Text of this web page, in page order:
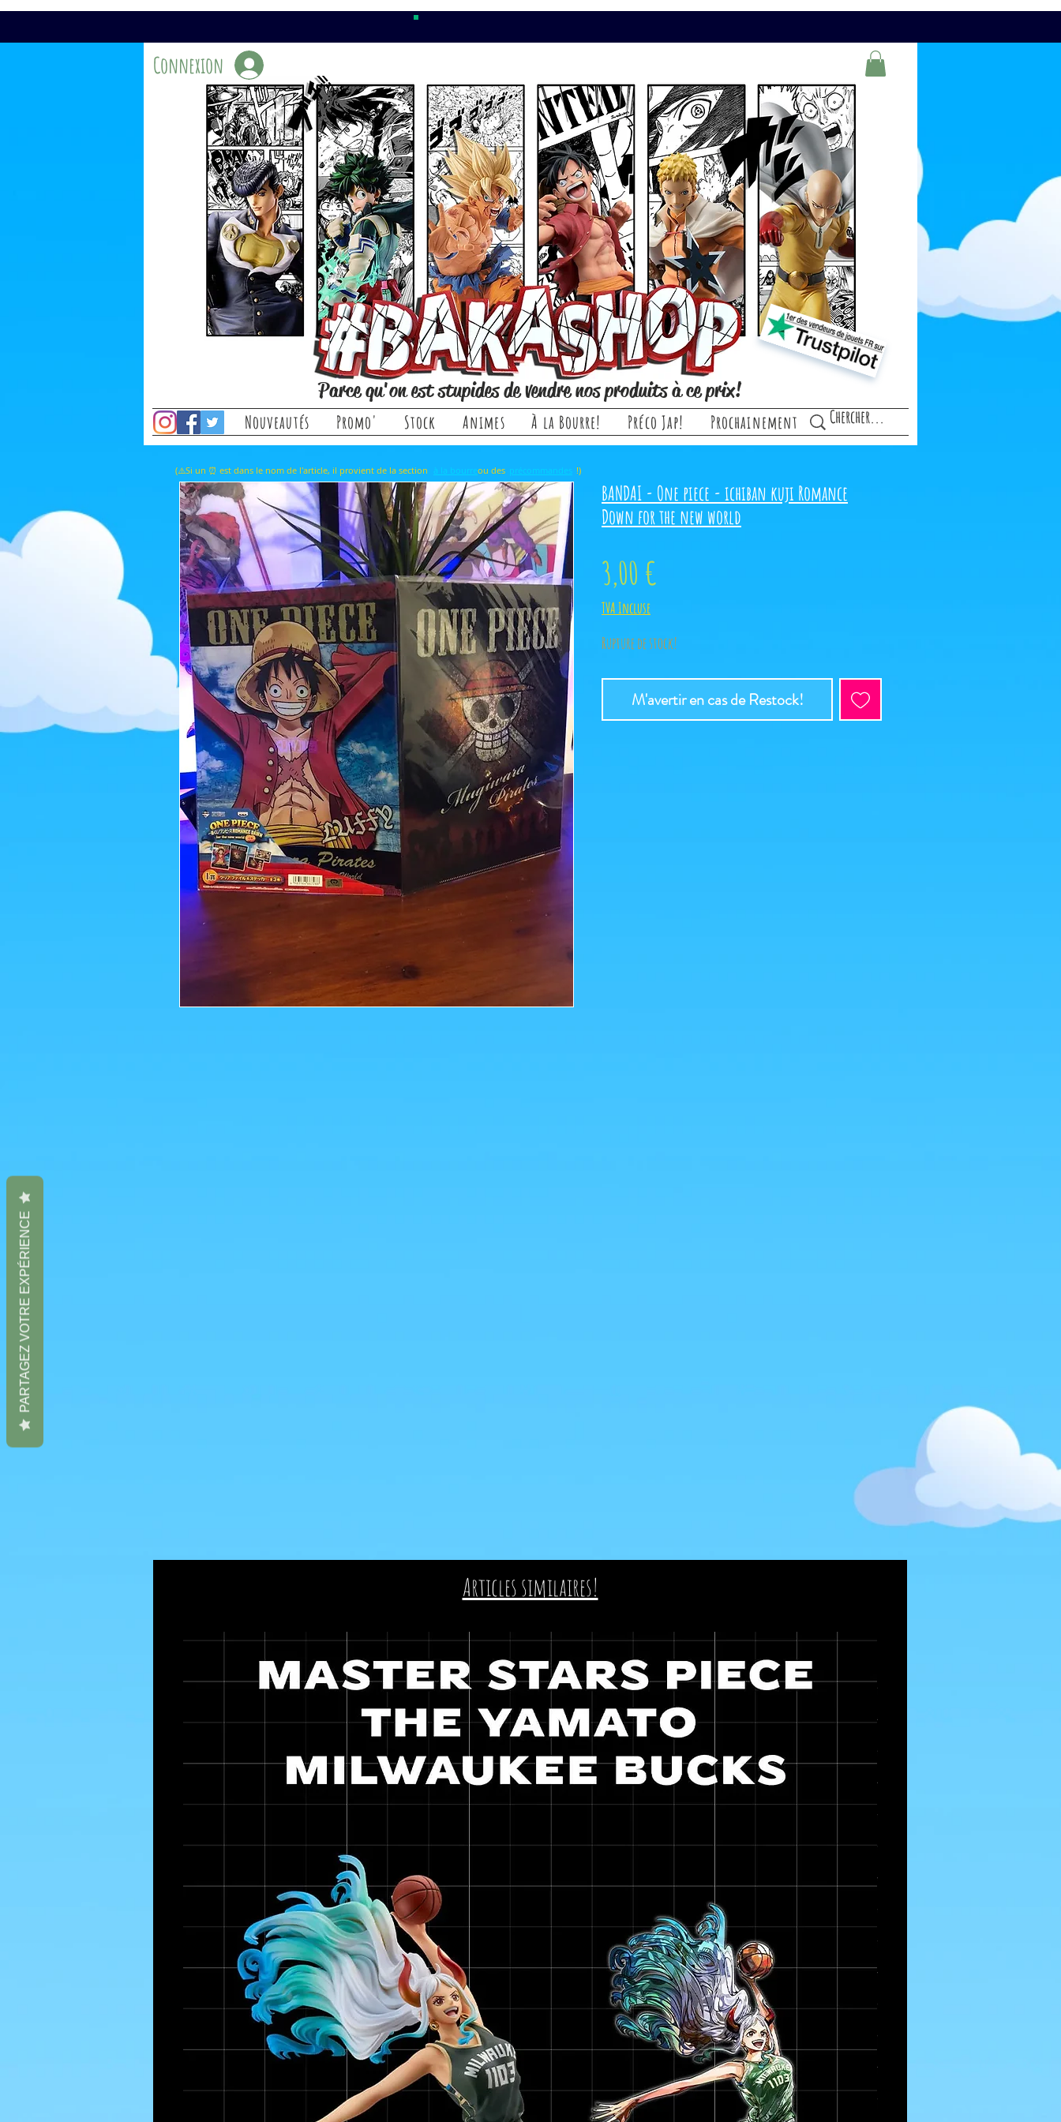
Connexion
Parce qu'on est stupides de vendre nos produits à ce prix!
Nouveautés Promo' Stock Animes À la Bourre! Préco Jap! Prochainement
BANDAI - One piece - ichiban kuji Romance
Down for the new world
3,00 €
TVA Incluse
Rupture de stock!
M'avertir en cas de Restock!
(⚠️Si un ⏰ est dans le nom de l'article, il provient de la section ou des !)
à la bourre précommandes
Articles similaires!
PARTAGEZ VOTRE EXPÉRIENCE